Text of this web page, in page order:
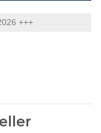
+++